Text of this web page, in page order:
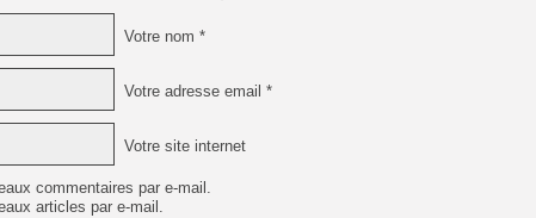
[Mo5] Deux inédits du
[GK] Le beat'em up The
[GK] Endless Legend 2 :
[LS] [PS5] Premiers
Votre nom *
Votre adresse email *
Votre site internet
commentaires par e-mail.
articles par e-mail.